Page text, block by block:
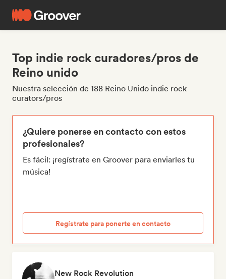
Top indie rock curadores/pros de
Reino unido
Nuestra selección de 188 Reino Unido indie rock
curators/pros
¿Quiere ponerse en contacto con estos
profesionales?
Es fácil: ¡regístrate en Groover para enviarles tu
música!
Regístrate para ponerte en contacto
New Rock Revolution